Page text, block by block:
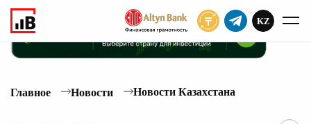
KZ
Главное Новости Новости Казахстана